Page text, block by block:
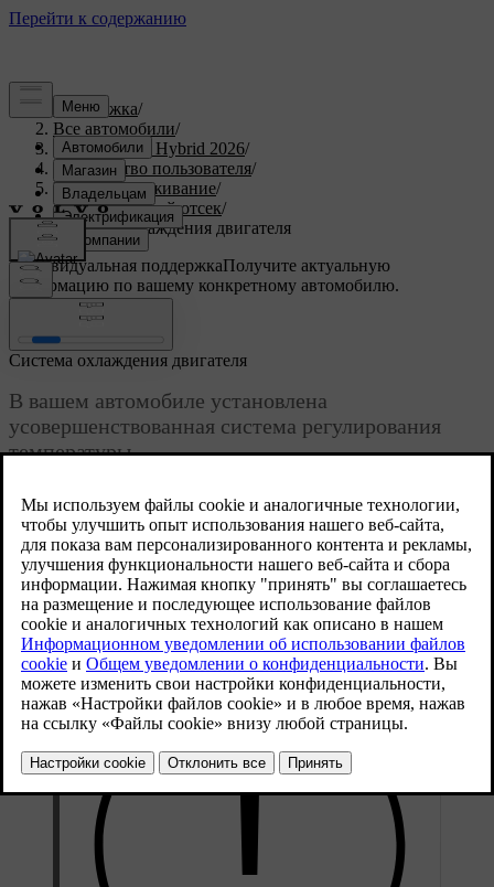
Поддержка/
Все автомобили/
XC90 Plug-in Hybrid 2026/
Руководство пользователя/
Уход и обслуживание/
Двигательный отсек/
Система охлаждения двигателя
Индивидуальная поддержкаПолучите актуальную
информацию по вашему конкретному автомобилю.
Система охлаждения двигателя
В вашем автомобиле установлена
усовершенствованная система регулирования
температуры.
Назначение системы охлаждения — поддерживать нужную
рабочую температуру двигателя. Избыточное тепло можно
использовать для обогрева салона.
Обычно вентилятор охлаждения двигателя продолжает
работать еще некоторое время после выключения автомобиля.